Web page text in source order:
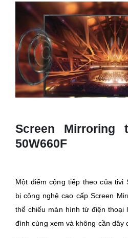
Screen Mirroring
50W660F
Một điểm cộng tiếp theo của tivi
bị công nghệ cao cấp Screen
thể chiếu màn hình từ điện thoại
đình cùng xem và không cần dây